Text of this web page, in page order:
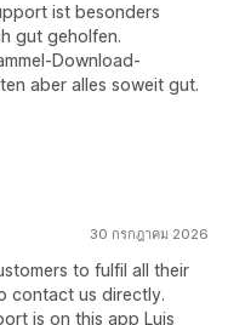
ist besonders
gut geholfen.
Download-
aber alles soweit gut.
30 กรกฎาคม 2026
to fulfil all their
contact us directly.
is on this app Luis